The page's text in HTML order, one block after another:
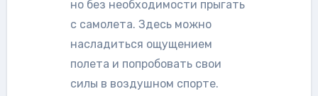
но без необходимости прыгать
с самолета. Здесь можно
насладиться ощущением
полета и попробовать свои
силы в воздушном спорте.